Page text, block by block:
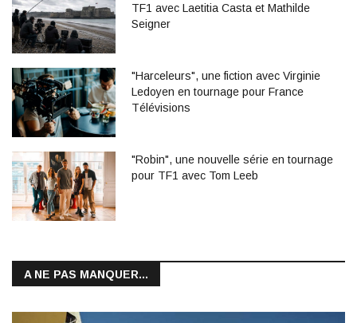
TF1 avec Laetitia Casta et Mathilde
Seigner
"Harceleurs", une fiction avec Virginie
Ledoyen en tournage pour France
Télévisions
"Robin", une nouvelle série en tournage
pour TF1 avec Tom Leeb
A NE PAS MANQUER...